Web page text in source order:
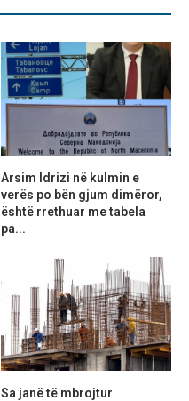
Arsim Idrizi në kulmin e
verës po bën gjum dimëror,
është rrethuar me tabela
pa...
Sa janë të mbrojtur